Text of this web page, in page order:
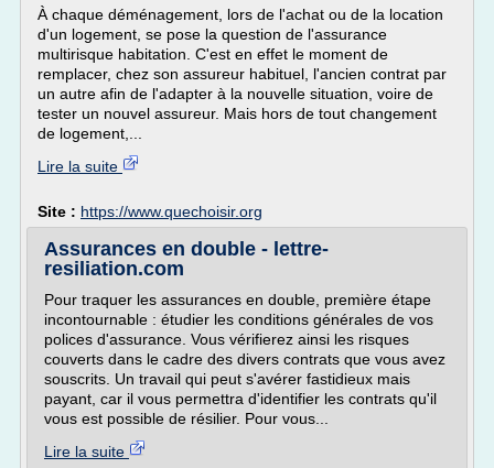
À chaque déménagement, lors de l'achat ou de la location
d'un logement, se pose la question de l'assurance
multirisque habitation. C'est en effet le moment de
remplacer, chez son assureur habituel, l'ancien contrat par
un autre afin de l'adapter à la nouvelle situation, voire de
tester un nouvel assureur. Mais hors de tout changement
de logement,...
Lire la suite
Site : https://www.quechoisir.org
Assurances en double - lettre-
resiliation.com
Pour traquer les assurances en double, première étape
incontournable : étudier les conditions générales de vos
polices d'assurance. Vous vérifierez ainsi les risques
couverts dans le cadre des divers contrats que vous avez
souscrits. Un travail qui peut s'avérer fastidieux mais
payant, car il vous permettra d'identifier les contrats qu'il
vous est possible de résilier. Pour vous...
Lire la suite